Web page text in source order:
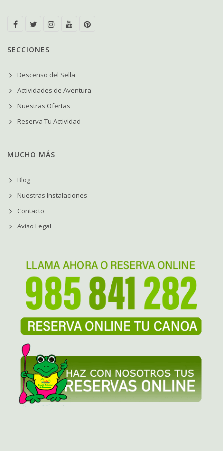
SECCIONES
Descenso del Sella
Actividades de Aventura
Nuestras Ofertas
Reserva Tu Actividad
MUCHO MÁS
Blog
Nuestras Instalaciones
Contacto
Aviso Legal